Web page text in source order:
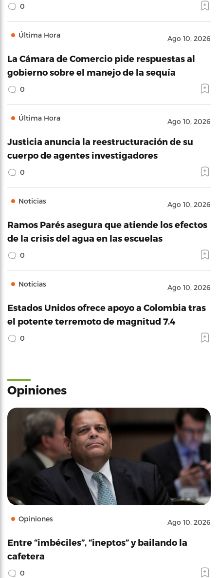
0
Última Hora Ago 10, 2026
La Cámara de Comercio pide respuestas al
gobierno sobre el manejo de la sequía
0
Última Hora Ago 10, 2026
Justicia anuncia la reestructuración de su
cuerpo de agentes investigadores
0
Noticias Ago 10, 2026
Ramos Parés asegura que atiende los efectos
de la crisis del agua en las escuelas
0
Noticias Ago 10, 2026
Estados Unidos ofrece apoyo a Colombia tras
el potente terremoto de magnitud 7.4
0
Opiniones
Opiniones Ago 10, 2026
Entre “imbéciles”, “ineptos” y bailando la
cafetera
0